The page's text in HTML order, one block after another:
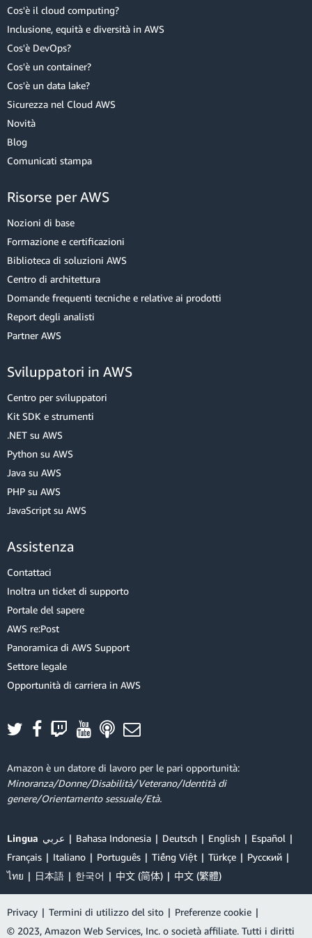
Cos'è il cloud computing?
Inclusione, equità e diversità in AWS
Cos'è DevOps?
Cos'è un container?
Cos'è un data lake?
Sicurezza nel Cloud AWS
Novità
Blog
Comunicati stampa
Risorse per AWS
Nozioni di base
Formazione e certificazioni
Biblioteca di soluzioni AWS
Centro di architettura
Domande frequenti tecniche e relative ai prodotti
Report degli analisti
Partner AWS
Sviluppatori in AWS
Centro per sviluppatori
Kit SDK e strumenti
.NET su AWS
Python su AWS
Java su AWS
PHP su AWS
JavaScript su AWS
Assistenza
Contattaci
Inoltra un ticket di supporto
Portale del sapere
AWS re:Post
Panoramica di AWS Support
Settore legale
Opportunità di carriera in AWS
Amazon è un datore di lavoro per le pari opportunità:
Minoranza/Donne/Disabilità/Veterano/Identità di
genere/Orientamento sessuale/Età.
Lingua عربي Bahasa Indonesia Deutsch English
Español
Français
Italiano Português Tiếng Việt Türkçe
Ρусский
ไทย
日本語 한국어 中文 (简体) 中文 (繁體)
Privacy | Termini di utilizzo del sito | Preferenze cookie |
© 2023, Amazon Web Services, Inc. o società affiliate. Tutti i diritti